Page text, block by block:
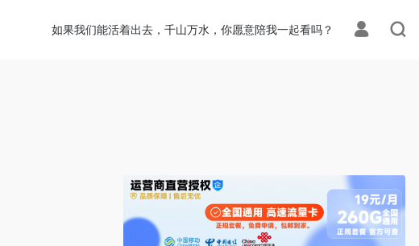
on line113
如果我们能活着出去，千山万水，你愿意陪我一起看吗？